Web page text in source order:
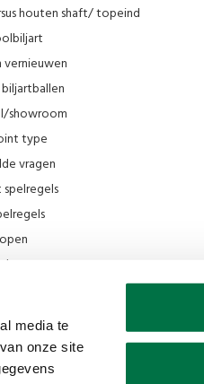
media te
onze site
houten shaft/ topeind
vernieuwen
showroom
type
vragen
Van den Broek Biljarts